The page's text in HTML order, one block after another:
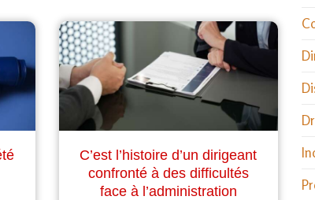
C’est l’histoire d’un dirigeant
confronté à des difficultés
face à l’administration